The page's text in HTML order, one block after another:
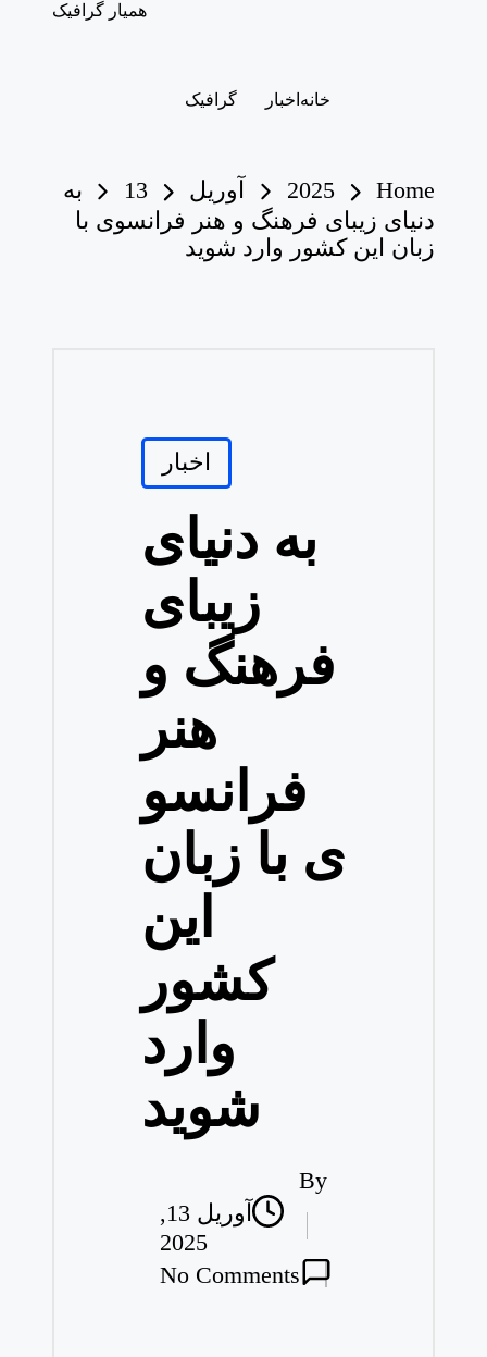
همیار گرافیک
خانه اخبار گرافیک
Home
2025 آوریل 13
به
دنیای زیبای فرهنگ و هنر فرانسوی با
زبان این کشور وارد شوید
Posted
in
اخبار
به دنیای
زیبای
فرهنگ و
هنر
فرانسو
ی با زبان
این
کشور
وارد
شوید
Posted
by
By
آوریل 13,
2025
No Comments